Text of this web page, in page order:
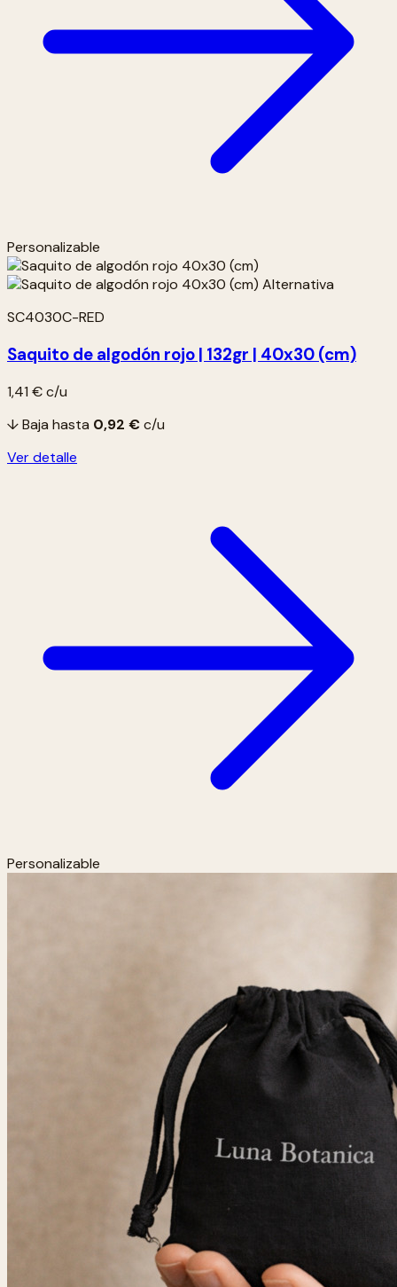
Personalizable
SC4030C-RED
Saquito de algodón rojo | 132gr | 40x30 (cm)
1,41 €c/u
↓ Baja hasta 0,92 €c/u
Ver detalle
Personalizable